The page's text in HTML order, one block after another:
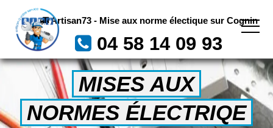
Artisan73 - Mise aux norme électique sur Cognin
04 58 14 09 93
MISES AUX
NORMES ÉLECTRIQE